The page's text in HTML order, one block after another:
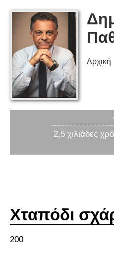
Αρχική
2,5 χιλιάδες
Χταπόδι
200